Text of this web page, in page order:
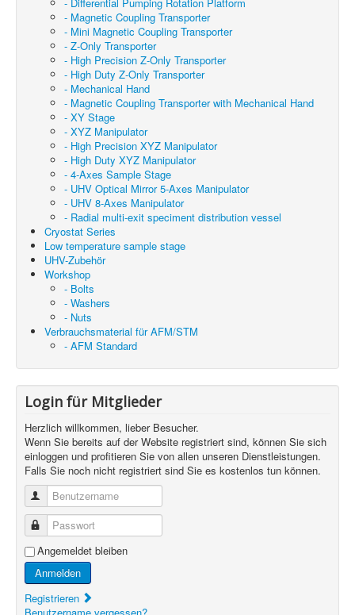
- Differential Pumping Rotation Platform
- Magnetic Coupling Transporter
- Mini Magnetic Coupling Transporter
- Z-Only Transporter
- High Precision Z-Only Transporter
- High Duty Z-Only Transporter
- Mechanical Hand
- Magnetic Coupling Transporter with Mechanical Hand
- XY Stage
- XYZ Manipulator
- High Precision XYZ Manipulator
- High Duty XYZ Manipulator
- 4-Axes Sample Stage
- UHV Optical Mirror 5-Axes Manipulator
- UHV 8-Axes Manipulator
- Radial multi-exit speciment distribution vessel
Cryostat Series
Low temperature sample stage
UHV-Zubehör
Workshop
- Bolts
- Washers
- Nuts
Verbrauchsmaterial für AFM/STM
- AFM Standard
Login für Mitglieder
Herzlich willkommen, lieber Besucher.
Wenn Sie bereits auf der Website registriert sind, können Sie sich
einloggen und profitieren Sie von allen unseren Dienstleistungen.
Falls Sie noch nicht registriert sind Sie es kostenlos tun können.
Benutzername
Passwort
Angemeldet bleiben
Anmelden
Registrieren